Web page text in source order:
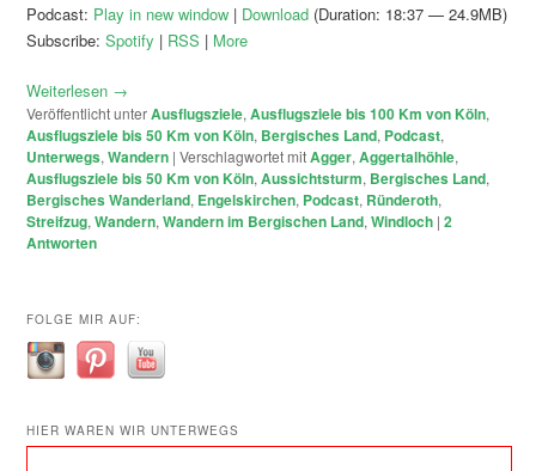
Podcast: Play in new window | Download (Duration: 18:37 — 24.9MB)
Subscribe:Spotify | RSS | More
Weiterlesen →
Veröffentlicht unterAusflugsziele,Ausflugsziele bis 100 Km von Köln,
Ausflugsziele bis 50 Km von Köln, Bergisches Land, Podcast,
Unterwegs,Wandern |Verschlagwortet mitAgger,Aggertalhöhle,
Ausflugsziele bis 50 Km von Köln,Aussichtsturm, Bergisches Land,
Bergisches Wanderland, Engelskirchen, Podcast, Ründeroth,
Streifzug,Wandern,Wandern im Bergischen Land,Windloch |2
Antworten
FOLGE MIR AUF:
HIER WAREN WIR UNTERWEGS